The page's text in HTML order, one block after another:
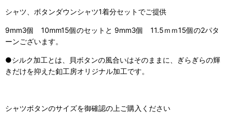
シャツ、ボタンダウンシャツ1着分セットでご提供
9mm3個 10mm15個のセットと 9mm3個 11.5ｍｍ15個の2パタ
ーンございます。
●シルク加工とは、貝ボタンの風合いはそのままに、ぎらぎらの輝
きだけを抑えた釦工房オリジナル加工です。
シャツボタンのサイズを御確認の上ご購入ください